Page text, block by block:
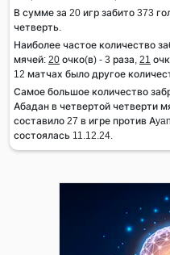
В сумме за 20 игр забито 373
четверть.
Наиболее частое количество
мячей: 20 очко(в) - 3 раза, 21
12 матчах было другое
Самое большое количество
Абадан в четвертой четверти
составило 27 в игре против
состоялась 11.12.24.